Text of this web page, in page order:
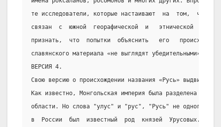
те исследователи, которые настаивают  на  том,  что
связан  с  южной  георафической  и   этнической
признать,  что  попытки  объяснить   его
славянского материала «не выглядят убедительными».
ВЕРСИЯ 4.
Свою версию о происхождении названия «Русь» выдвинули
Как известно, Монгольская империя была разделена на
области. Но слова "улус" и "рус", "Русь" не одного ли
в  России  был  известный  род  князей  Урусовых.